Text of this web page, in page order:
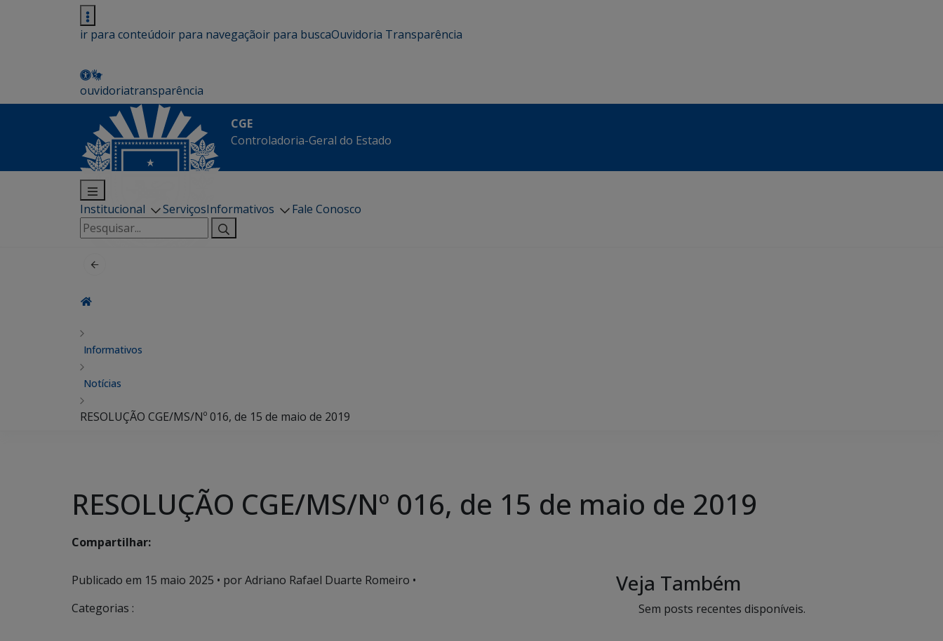
ir para conteúdoir para navegaçãoir para buscaOuvidoria Transparência
ouvidoriatransparência
CGE
Controladoria-Geral do Estado
Institucional ServiçosInformativos
Fale Conosco
Pesquisar
por:
Informativos
Notícias
RESOLUÇÃO CGE/MS/Nº 016, de 15 de maio de 2019
RESOLUÇÃO CGE/MS/Nº 016, de 15 de maio de 2019
Compartilhar:
Publicado em 15 maio 2025 • por Adriano Rafael Duarte Romeiro •
Categorias :
Veja Também
Sem posts recentes disponíveis.